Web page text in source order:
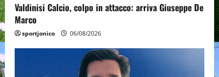
Valdinisi Calcio, colpo in attacco: arriva Giuseppe De
Marco
sportjonico 06/08/2026